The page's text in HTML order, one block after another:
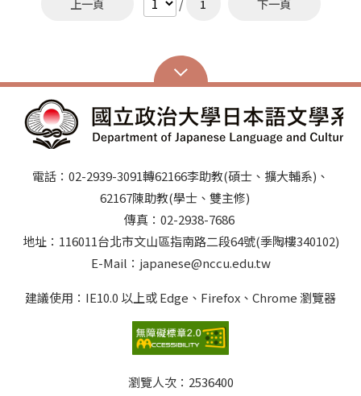
電話：02-2939-3091轉62166李助教(碩士、擴大輔系)、
62167陳助教(學士、雙主修)
傳真：02-2938-7686
地址：116011台北市文山區指南路二段64號(季陶樓340102)
E-Mail：japanese@nccu.edu.tw
建議使用：IE10.0 以上或 Edge、Firefox、Chrome 瀏覽器
瀏覽人次： 2536400